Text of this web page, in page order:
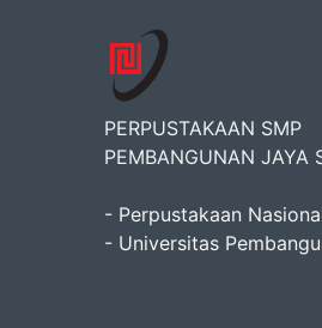
PERPUSTAKAAN SMP
PEMBANGUNAN JAYA
- Perpustakaan
- Universitas